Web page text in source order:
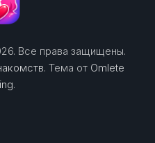
Все права защищены.
. Тема от Omlete
.